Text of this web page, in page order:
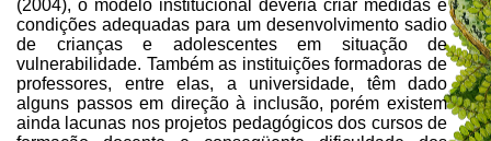
(2004), o modelo institucional deveria criar medidas e
condições adequadas para um desenvolvimento sadio
de crianças e adolescentes em situação de
vulnerabilidade. Também as instituições formadoras de
professores, entre elas, a universidade, têm dado
alguns passos em direção à inclusão, porém existem
ainda lacunas nos projetos pedagógicos dos cursos de